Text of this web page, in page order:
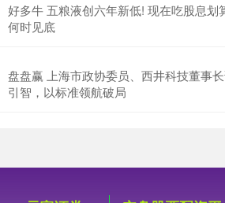
好多牛 五粮液创六年新低! 现在吃股息划
何时见底
盘盘赢 上海市政协委员、西井科技董事
引智，以标准领航破局